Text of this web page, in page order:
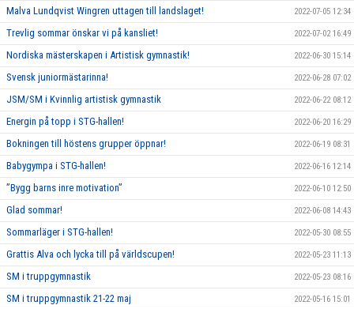
Malva Lundqvist Wingren uttagen till landslaget! 2022-07-05 12:34
Trevlig sommar önskar vi på kansliet! 2022-07-02 16:49
Nordiska mästerskapen i Artistisk gymnastik! 2022-06-30 15:14
Svensk juniormästarinna! 2022-06-28 07:02
JSM/SM i Kvinnlig artistisk gymnastik 2022-06-22 08:12
Energin på topp i STG-hallen! 2022-06-20 16:29
Bokningen till höstens grupper öppnar! 2022-06-19 08:31
Babygympa i STG-hallen! 2022-06-16 12:14
”Bygg barns inre motivation” 2022-06-10 12:50
Glad sommar! 2022-06-08 14:43
Sommarläger i STG-hallen! 2022-05-30 08:55
Grattis Alva och lycka till på världscupen! 2022-05-23 11:13
SM i truppgymnastik 2022-05-23 08:16
SM i truppgymnastik 21-22 maj 2022-05-16 15:01